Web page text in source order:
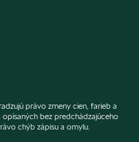
právo zmeny cien, farieb a
bez predchádzajúceho
chýb zápisu a omylu.